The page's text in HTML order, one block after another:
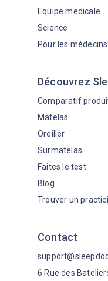
Découvrez
Contact
Equipe medicale
Science
Matelas
Comparatif
Oreiller
Surmatelas
Blog
Trouver un
Faites le test
Pour les médecins
6 Rue des